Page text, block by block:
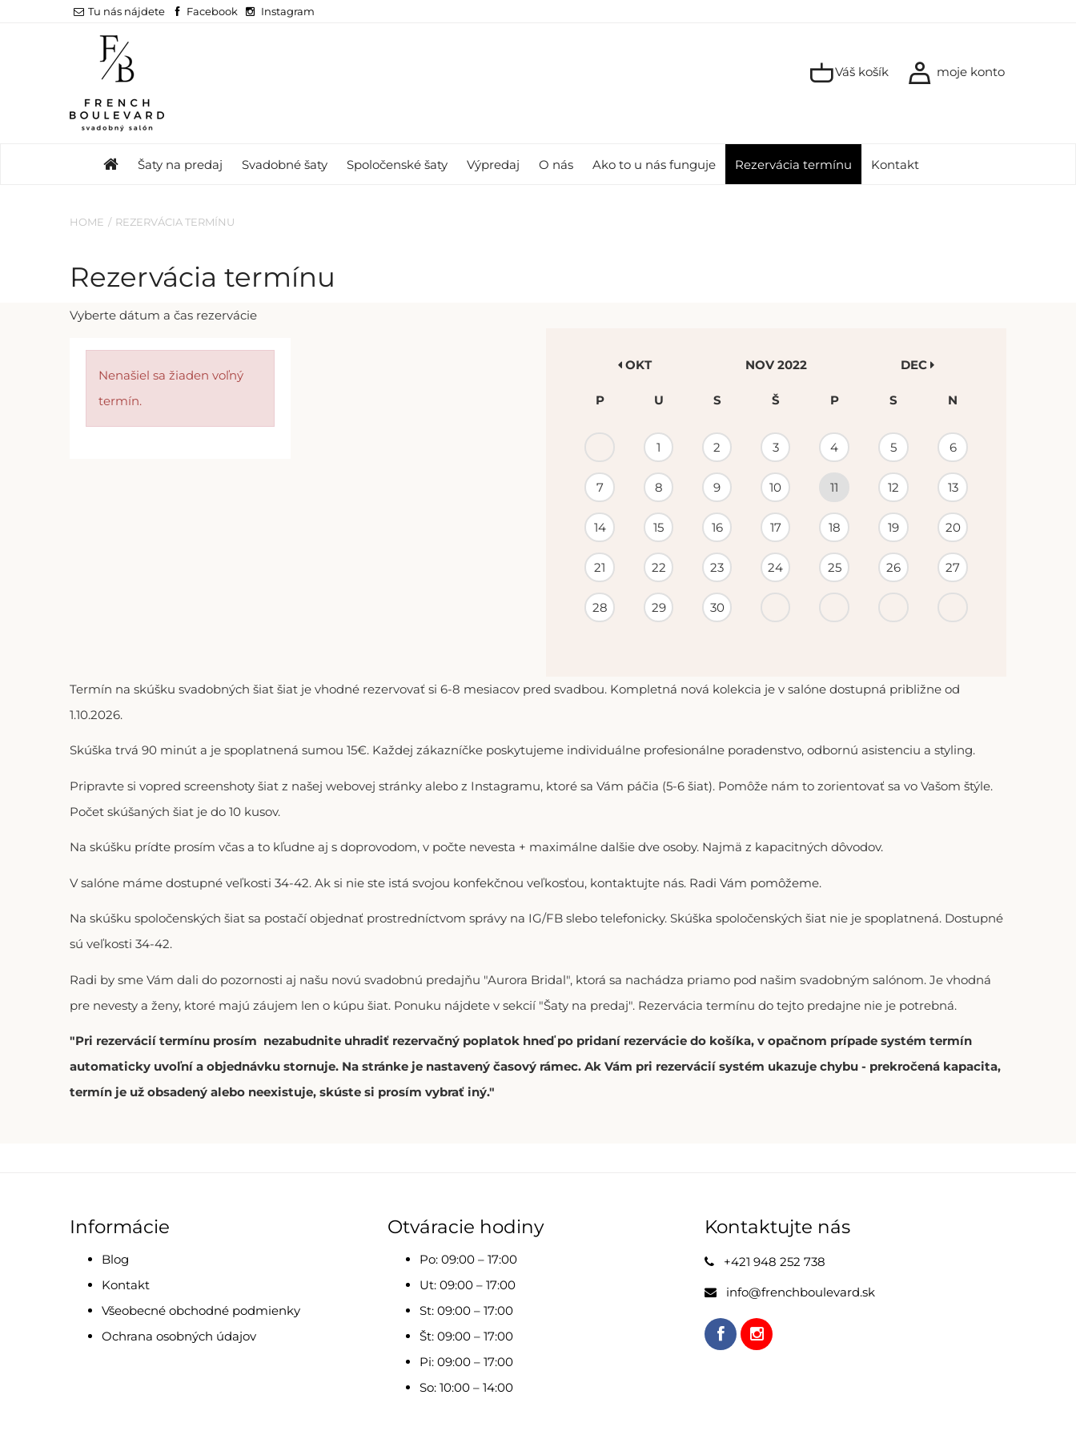
Tu nás nájdete Facebook Instagram
Váš košík moje konto
Šaty na predaj Svadobné šaty Spoločenské šaty Výpredaj O nás Ako to u nás funguje Rezervácia termínu Kontakt
HOME REZERVÁCIA TERMÍNU
Rezervácia termínu
Vyberte dátum a čas rezervácie
Nenašiel sa žiaden voľný
termín.
KALENDÁR
PODUJATÍ
OKT NOV 2022 DEC
P U S Š P S N
1 2 3 4 5 6
7 8 9 10 11 12 13
14 15 16 17 18 19 20
21 22 23 24 25 26 27
28 29 30
Termín na skúšku svadobných šiat šiat je vhodné rezervovať si 6-8 mesiacov pred svadbou. Kompletná nová kolekcia je v salóne dostupná približne od
1.10.2026.
Skúška trvá 90 minút a je spoplatnená sumou 15€. Každej zákazníčke poskytujeme individuálne profesionálne poradenstvo, odbornú asistenciu a styling.
Pripravte si vopred screenshoty šiat z našej webovej stránky alebo z Instagramu, ktoré sa Vám páčia (5-6 šiat). Pomôže nám to zorientovať sa vo Vašom štýle.
Počet skúšaných šiat je do 10 kusov.
Na skúšku prídte prosím včas a to kľudne aj s doprovodom, v počte nevesta + maximálne dalšie dve osoby. Najmä z kapacitných dôvodov.
V salóne máme dostupné veľkosti 34-42. Ak si nie ste istá svojou konfekčnou veľkosťou, kontaktujte nás. Radi Vám pomôžeme.
Na skúšku spoločenských šiat sa postačí objednať prostredníctvom správy na IG/FB slebo telefonicky. Skúška spoločenských šiat nie je spoplatnená. Dostupné
sú veľkosti 34-42.
Radi by sme Vám dali do pozornosti aj našu novú svadobnú predajňu "Aurora Bridal", ktorá sa nachádza priamo pod našim svadobným salónom. Je vhodná
pre nevesty a ženy, ktoré majú záujem len o kúpu šiat. Ponuku nájdete v sekcií "Šaty na predaj". Rezervácia termínu do tejto predajne nie je potrebná.
"Pri rezervácií termínu prosím nezabudnite uhradiť rezervačný poplatok hneď po pridaní rezervácie do košíka, v opačnom prípade systém termín
automaticky uvoľní a objednávku stornuje. Na stránke je nastavený časový rámec. Ak Vám pri rezervácií systém ukazuje chybu - prekročená kapacita,
termín je už obsadený alebo neexistuje, skúste si prosím vybrať iný."
Informácie
Blog
Kontakt
Všeobecné obchodné podmienky
Ochrana osobných údajov
Otváracie hodiny
Po: 09:00 – 17:00
Ut: 09:00 – 17:00
St: 09:00 – 17:00
Št: 09:00 – 17:00
Pi: 09:00 – 17:00
So: 10:00 – 14:00
Kontaktujte nás
+421 948 252 738
info@frenchboulevard.sk